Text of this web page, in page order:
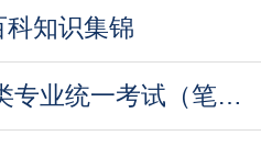
知识集锦
2024年云南省艺术类专业统一考试（笔试科目）